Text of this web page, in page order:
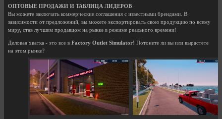
ОПТОВЫЕ ПРОДАЖИ И ТАБЛИЦА ЛИДЕРОВ
Вы можете заключать коммерческие соглашения с известными брендами. В
зависимости от предложений, вы можете экспортировать свою продукцию по всему
миру, став лучшим продавцом на рынке в режиме реального времени!
Деловая хватка - это все в Factory Outlet Simulator! Потонете ли вы или вырастете
на этом рынке?